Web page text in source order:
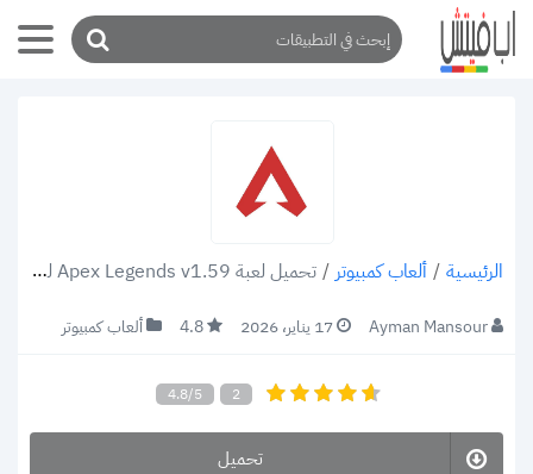
الرئيسية / ألعاب كمبيوتر / تحميل لعبة Apex Legends v1.59 للكمبيوتر: تحديث الموسم الثامن [رابط مباشر]
Ayman Mansour 17 يناير، 2026 4.8 ألعاب كمبيوتر
4.8/5 2
تحميل